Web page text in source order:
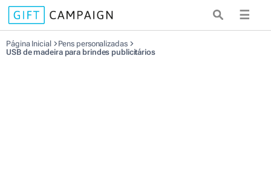
☰
Página Inicial
Pens personalizadas
USB de madeira para brindes publicitários